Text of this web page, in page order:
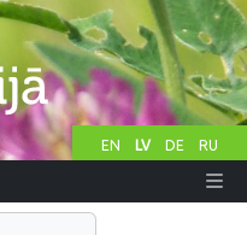
EN LV DE RU